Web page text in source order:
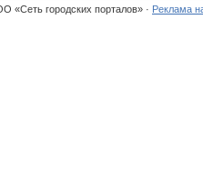
«Сеть городских порталов» · Реклама